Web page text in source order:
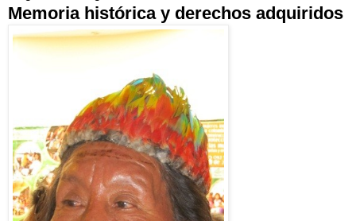
Memoria histórica y derechos adquiridos